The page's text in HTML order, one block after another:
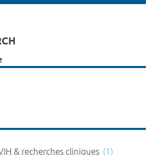
& recherches cliniques (1)